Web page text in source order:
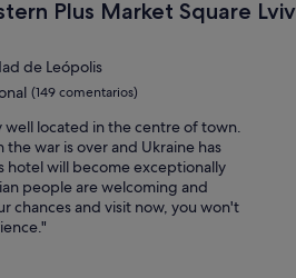
Plus Market Square Lviv
Market Square Lviv
de Leópolis
(149 comentarios)
well located in the centre of town.
the war is over and Ukraine has
hotel will become exceptionally
people are welcoming and
chances and visit now, you won't